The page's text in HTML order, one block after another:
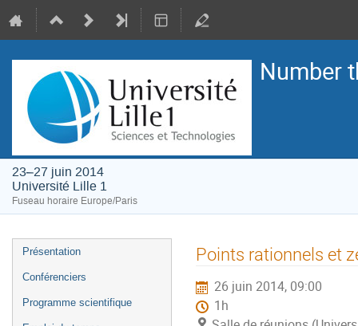
Number
23–27 juin 2014
Université Lille 1
Fuseau horaire Europe/Paris
Menu
de
Présentation
Conférenciers
Programme scientifique
Points rationnels et
26 juin 2014, 09:00
1h